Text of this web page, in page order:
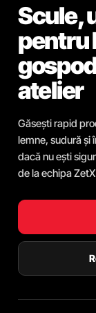
Scule,
pentru
atelier
Găsești rapid
lemne, sudură și
dacă nu ești
de la echipa